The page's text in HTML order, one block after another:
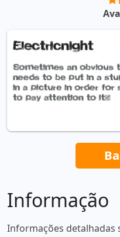
Informação
Informações detalhadas